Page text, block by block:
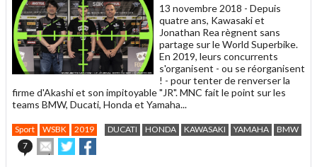
13 novembre 2018 - Depuis
quatre ans, Kawasaki et
Jonathan Rea règnent sans
partage sur le World Superbike.
En 2019, leurs concurrents
s'organisent - ou se réorganisent
! - pour tenter de renverser la
firme d'Akashi et son impitoyable "JR". MNC fait le point sur les
teams BMW, Ducati, Honda et Yamaha...
Sport WSBK 2019 DUCATI HONDA KAWASAKI YAMAHA
BMW
7
Envoyer
cet
Partager
sur sur